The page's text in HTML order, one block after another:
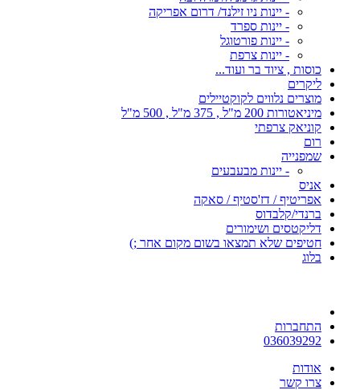
- יינות ניו זילנד/ דרום אפריקה
- יינות ספרד
- יינות פורטוגל
- יינות צרפת
כוסות , ציוד בר ועוד...
ליקרים
מוצרים נלווים לקוקטיילים
מיניאטורות 200 מ"ל , 375 מ"ל , 500 מ"ל
קוניאק צרפתי
רום
שמפנייה
- יינות מבעבעים
אניס
אפריטיף / דז'סטיף / סאקה
ברנדי/קלבדוס
דליקטסים ושימורים
חטיפים שלא תמצאו בשום מקום אחר ;)
בלוג
התחברות
036039292
אודות
צרו קשר